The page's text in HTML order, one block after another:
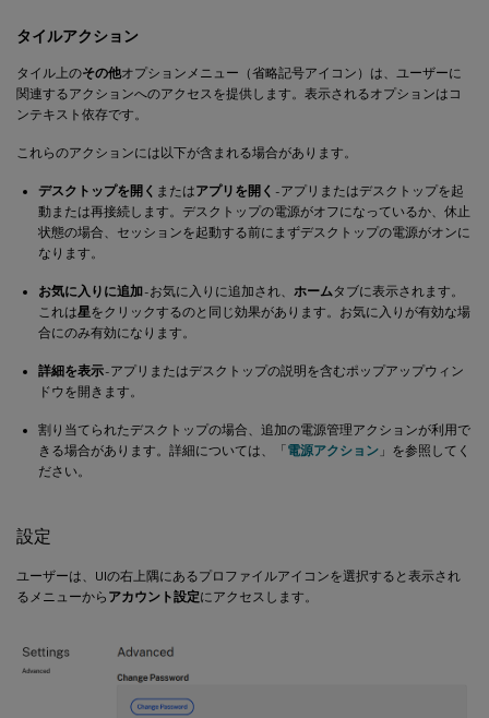
タイルアクション
タイル上のその他オプションメニュー（省略記号アイコン）は、ユーザーに
関連するアクションへのアクセスを提供します。表示されるオプションはコ
ンテキスト依存です。
これらのアクションには以下が含まれる場合があります。
デスクトップを開く またはアプリを開く - アプリまたはデスクトップを起
動または再接続します。デスクトップの電源がオフになっているか、休止
状態の場合、セッションを起動する前にまずデスクトップの電源がオンに
なります。
お気に入りに追加- お気に入りに追加され、 ホームタブに表示されます。
これは星をクリックするのと同じ効果があります。お気に入りが有効な場
合にのみ有効になります。
詳細を表示- アプリまたはデスクトップの説明を含むポップアップウィン
ドウを開きます。
割り当てられたデスクトップの場合、追加の電源管理アクションが利用で
きる場合があります。詳細については、「 電源アクション 」を参照してく
ださい。
設定
ユーザーは、UIの右上隅にあるプロファイルアイコンを選択すると表示され
るメニューから アカウント設定にアクセスします。